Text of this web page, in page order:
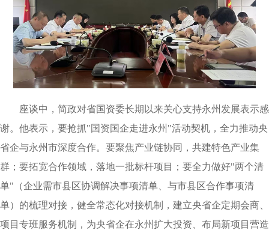
座谈中，简政对省国资委长期以来关心支持永州发展表示感
谢。他表示，要抢抓"国资国企走进永州"活动契机，全力推动央
省企与永州市深度合作。要聚焦产业链协同，共建特色产业集
群；要拓宽合作领域，落地一批标杆项目；要全力做好"两个清
单"（企业需市县区协调解决事项清单、与市县区合作事项清
单）的梳理对接，健全常态化对接机制，建立央省企定期会商、
项目专班服务机制，为央省企在永州扩大投资、布局新项目营造